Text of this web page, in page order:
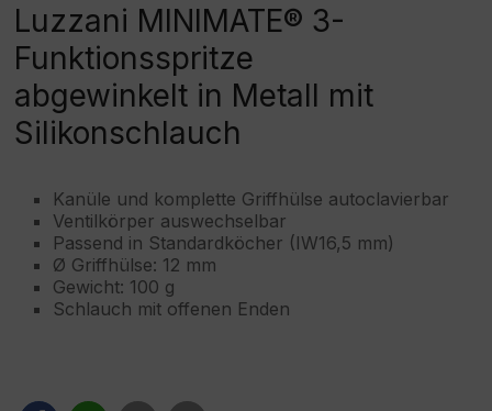
Luzzani MINIMATE® 3-
Funktionsspritze
abgewinkelt in Metall mit
Silikonschlauch
Kanüle und komplette Griffhülse autoclavierbar
Ventilkörper auswechselbar
Passend in Standardköcher (IW16,5 mm)
Ø Griffhülse: 12 mm
Gewicht: 100 g
Schlauch mit offenen Enden